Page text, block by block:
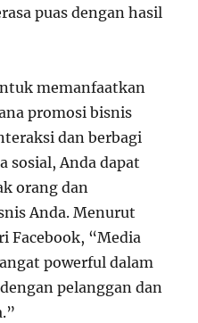
puas dengan hasil
memanfaatkan
promosi bisnis
dan berbagi
sosial, Anda dapat
orang dan
Anda. Menurut
Facebook, “Media
powerful dalam
pelanggan dan